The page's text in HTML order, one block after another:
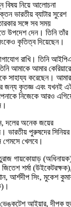
বিষয় নিয়ে আলোচনা
ভারতীয় ব্যাটার সুরেশ
সঙ্গে সব সময়
উপদেশ দেন। তিনি তাঁর
কৃতিত্ব দিয়েছেন।
রাখি। তিনি
আমাকে আমার কেরিয়ারে
সাহায্য করেছেন। আমার
জন্য কৃতজ্ঞ এবং যখনই
নিজেকে আরও
দলের অনেক জয়ের
ভারতীয় পুরুষদের সিনিয়র
খেলবে।
গায়কোয়াড়
জিতেশ শর্মা
আর্শদীপ সিং, মুকেশ
ভেঙ্কটেশ আইয়ার, দীপক